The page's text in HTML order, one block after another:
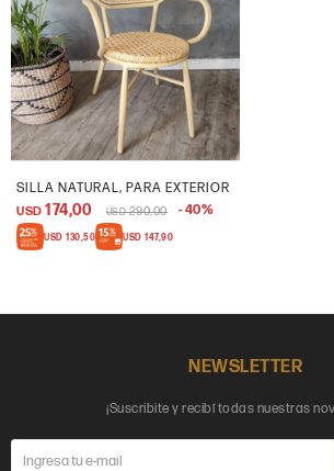
SILLA NATURAL, PARA EXTERIOR
USD 174,00 USD 290,00 40
USD 130,50 USD 147,90
NEWSLETTER
¡Suscribite y recibí todas nuestras